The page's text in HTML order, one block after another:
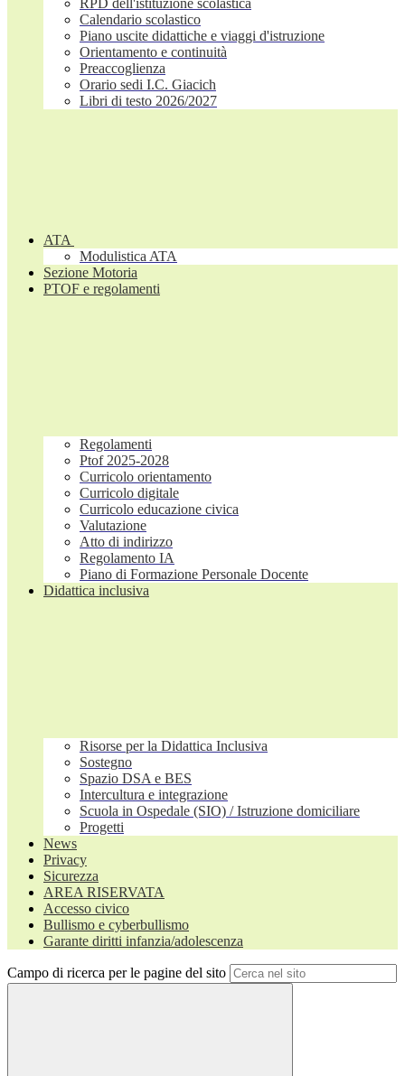
RPD dell'istituzione scolastica
Calendario scolastico
Piano uscite didattiche e viaggi d'istruzione
Orientamento e continuità
Preaccoglienza
Orario sedi I.C. Giacich
Libri di testo 2026/2027
ATA
Modulistica ATA
Sezione Motoria
PTOF e regolamenti
Regolamenti
Ptof 2025-2028
Curricolo orientamento
Curricolo digitale
Curricolo educazione civica
Valutazione
Atto di indirizzo
Regolamento IA
Piano di Formazione Personale Docente
Didattica inclusiva
Risorse per la Didattica Inclusiva
Sostegno
Spazio DSA e BES
Intercultura e integrazione
Scuola in Ospedale (SIO) / Istruzione domiciliare
Progetti
News
Privacy
Sicurezza
AREA RISERVATA
Accesso civico
Bullismo e cyberbullismo
Garante diritti infanzia/adolescenza
Campo di ricerca per le pagine del sito